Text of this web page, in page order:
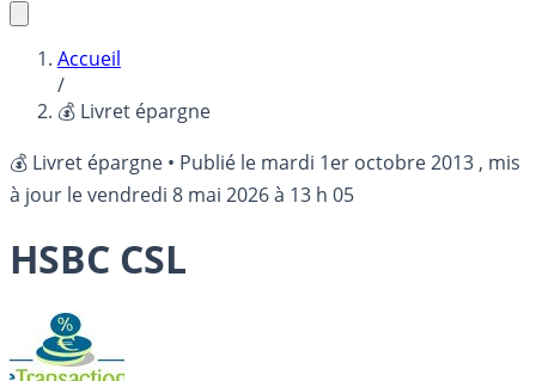
Accueil
/
💰 Livret épargne
💰 Livret épargne • Publié le mardi 1er octobre 2013 , mis
à jour levendredi 8 mai 2026 à 13 h 05
HSBC CSL